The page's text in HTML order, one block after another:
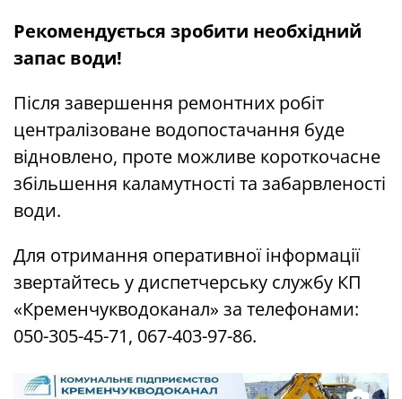
Рекомендується зробити необхідний
запас води!
Після завершення ремонтних робіт
централізоване водопостачання буде
відновлено, проте можливе короткочасне
збільшення каламутності та забарвленості
води.
Для отримання оперативної інформації
звертайтесь у диспетчерську службу КП
«Кременчукводоканал» за телефонами:
050-305-45-71, 067-403-97-86.